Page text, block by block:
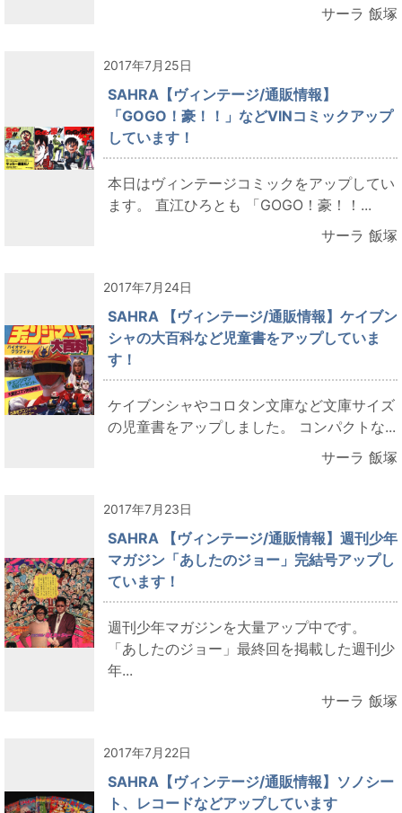
サーラ 飯塚
2017年7月25日
SAHRA【ヴィンテージ/通販情報】
「GOGO！豪！！」などVINコミックアップ
しています！
本日はヴィンテージコミックをアップしてい
ます。 直江ひろとも 「GOGO！豪！！...
サーラ 飯塚
2017年7月24日
SAHRA 【ヴィンテージ/通販情報】ケイブン
シャの大百科など児童書をアップしていま
す！
ケイブンシャやコロタン文庫など文庫サイズ
の児童書をアップしました。 コンパクトな...
サーラ 飯塚
2017年7月23日
SAHRA 【ヴィンテージ/通販情報】週刊少年
マガジン「あしたのジョー」完結号アップし
ています！
週刊少年マガジンを大量アップ中です。
「あしたのジョー」最終回を掲載した週刊少
年...
サーラ 飯塚
2017年7月22日
SAHRA【ヴィンテージ/通販情報】ソノシー
ト、レコードなどアップしています